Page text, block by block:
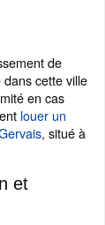
de
cette ville
en cas
louer un
, situé à
et